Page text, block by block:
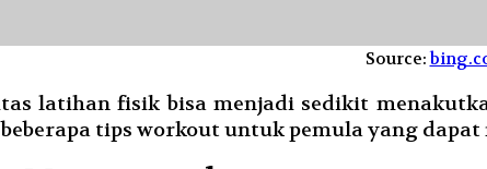
Source:
latihan fisik bisa menjadi sedikit
tips workout untuk pemula yang